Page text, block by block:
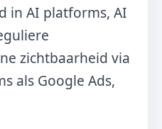
in AI platforms, AI
zichtbaarheid via
als Google Ads,